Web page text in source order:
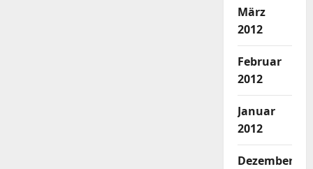
März
2012
Februar
2012
Januar
2012
Dezember